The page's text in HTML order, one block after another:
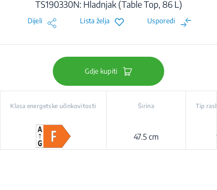
TS190330N: Hladnjak (Table Top, 86 L)
Dijeli Lista želja Usporedi
Gdje kupiti
Klasa energetske učinkovitosti Širina
47.5 cm
Tip